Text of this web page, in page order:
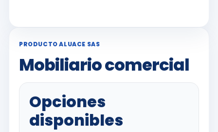
PRODUCTO ALUACE SAS
Mobiliario comercial
Opciones
disponibles